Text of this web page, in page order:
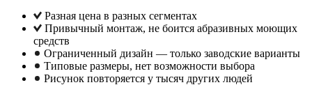
Разная цена в разных сегментах
Привычный монтаж, не боится абразивных моющих
средств
Ограниченный дизайн — только заводские варианты
Типовые размеры, нет возможности выбора
Рисунок повторяется у тысяч других людей